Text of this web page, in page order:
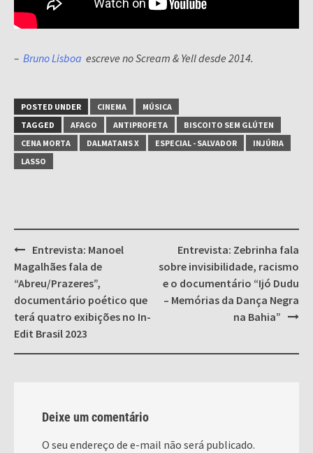
– Bruno Lisboa escreve no Scream & Yell desde 2014.
POSTED UNDER CINEMA
MÚSICA
TAGGED
AFAGO ANTIPROFETA
BISCOITO SEM GLÚTEN
CENA MORTA
DALMATANS X ESPECIAL - SALVADOR
INJÚRIA
LASSO
Post
navigation
Entrevista: Manoel
Magalhães fala de
“Abreu/Prazeres”,
documentário poético que
terá quatro exibições no In-
Edit Brasil 2023
Entrevista: Zebrinha fala
sobre invisibilidade, racismo
e o documentário “Ijó Dudu
– Memórias da Dança Negra
na Bahia”
Deixe um comentário
O seu endereço de e-mail não será publicado.